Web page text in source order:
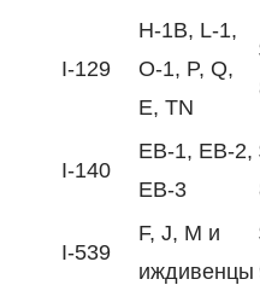
I-129
H-1B, L-1,
O-1, P, Q,
E, TN
I-140
EB-1, EB-2,
EB-3
I-539
F, J, M и
иждивенцы